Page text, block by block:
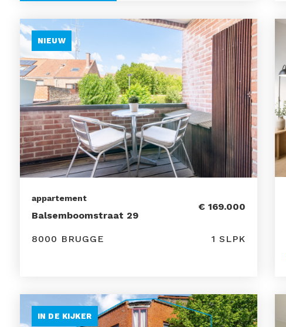
NIEUW
appartement
Balsemboomstraat 29
€ 169.000
8000 BRUGGE 1 SLPK
IN DE KIJKER